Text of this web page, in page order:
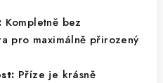
Kompletně bez
pro maximálně přirozený
Příze je krásně